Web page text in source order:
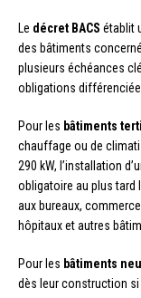
Le décret BACS établit
des bâtiments
plusieurs échéances
obligations
Pour les bâtiments
chauffage ou de
290 kW, l’installation
obligatoire au plus tard
aux bureaux,
hôpitaux et autres
Pour les bâtiments
dès leur construction